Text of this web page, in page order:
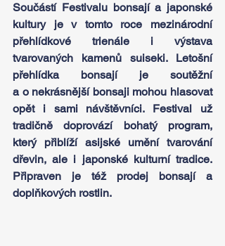
Součástí Festivalu bonsají a japonské
kultury je v tomto roce mezinárodní
přehlídkové trienále i výstava
tvarovaných kamenů suiseki. Letošní
přehlídka bonsají je soutěžní
a o nekrásnější bonsaji mohou hlasovat
opět i sami návštěvníci. Festival už
tradičně doprovází bohatý program,
který přiblíží asijské umění tvarování
dřevin, ale i japonské kulturní tradice.
Připraven je též prodej bonsají a
doplňkových rostlin.